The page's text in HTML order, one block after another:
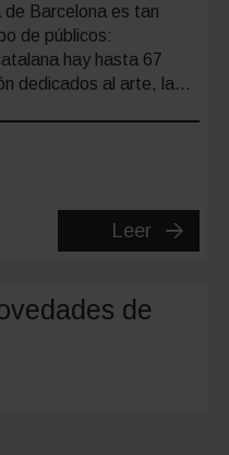
de Barcelona es tan
de públicos:
hay hasta 67
dedicados al arte, la…
Leer
de